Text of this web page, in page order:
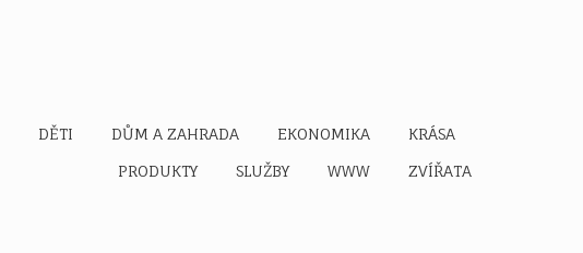
DĚTI DŮM A ZAHRADA EKONOMIKA
KRÁSA
PRODUKTY
SLUŽBY WWW ZVÍŘATA